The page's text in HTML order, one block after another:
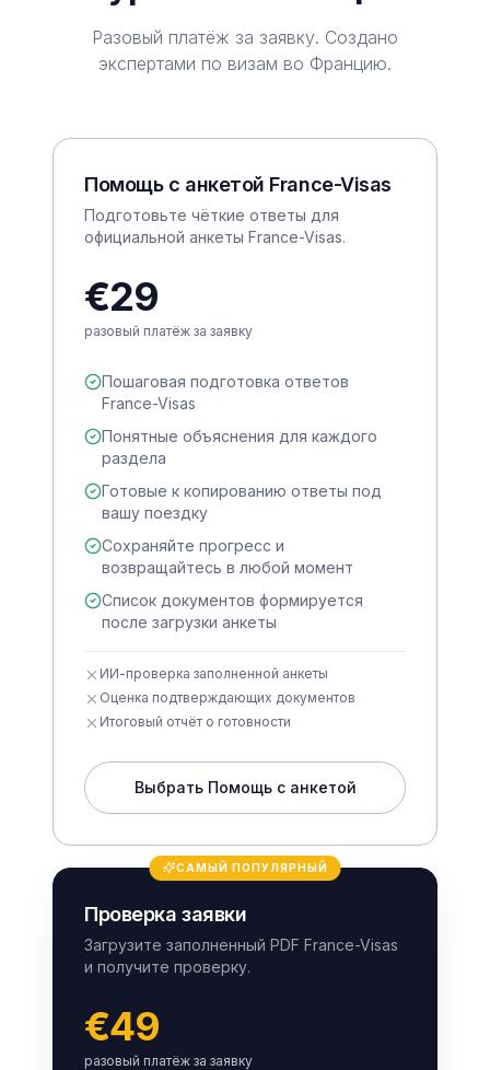
Разовый платёж за заявку. Создано
экспертами по визам во Францию.
Помощь с анкетой France-Visas
Подготовьте чёткие ответы для
официальной анкеты France-Visas.
€29
разовый платёж за заявку
Пошаговая подготовка ответов
France-Visas
Понятные объяснения для каждого
раздела
Готовые к копированию ответы под
вашу поездку
Сохраняйте прогресс и
возвращайтесь в любой момент
Список документов формируется
после загрузки анкеты
ИИ-проверка заполненной анкеты
Оценка подтверждающих документов
Итоговый отчёт о готовности
Выбрать Помощь с анкетой
САМЫЙ ПОПУЛЯРНЫЙ
Проверка заявки
Загрузите заполненный PDF France-Visas
и получите проверку.
€49
разовый платёж за заявку